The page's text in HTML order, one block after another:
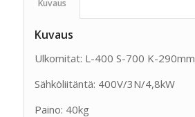
Kuvaus
Kuvaus
Ulkomitat: L-400 S-700 K-290mm
Sähköliitäntä: 400V/3N/4,8kW
Paino: 40kg